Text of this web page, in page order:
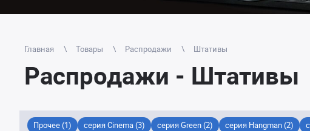
Главная Товары Распродажи Штативы
Распродажи - Штативы
Прочее (1) серия Cinema (3) серия Green (2) серия Hangman (2)